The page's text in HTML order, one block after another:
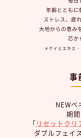
年齢とともに
ストレス、疲
大地からの恵み
芯か
＊ケイヒエキス
事
NEWベ
期
「リセットクリ
ダブルフェイ